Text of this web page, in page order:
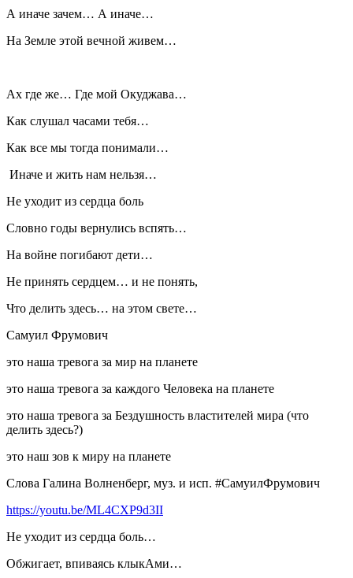
А иначе зачем… А иначе…
На Земле этой вечной живем…
Ах где же… Где мой Окуджава…
Как слушал часами тебя…
Как все мы тогда понимали…
Иначе и жить нам нельзя…
Не уходит из сердца боль
Словно годы вернулись вспять…
На войне погибают дети…
Не принять сердцем… и не понять,
Что делить здесь… на этом свете…
Самуил Фрумович
это наша тревога за мир на планете
это наша тревога за каждого Человека на планете
это наша тревога за Бездушность властителей мира (что
делить здесь?)
это наш зов к миру на планете
Слова Галина Волненберг, муз. и исп. #СамуилФрумович
https://youtu.be/ML4CXP9d3II
Не уходит из сердца боль…
Обжигает, впиваясь клыкАми…